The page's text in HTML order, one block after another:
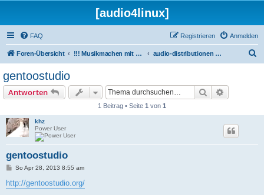
[audio4linux]
FAQ Anmelden
Registrieren
Foren-Übersicht !!! Musikmachen mit Linux !!! audio-distributionen & co
gentoostudio
Antworten Suche
1 Beitrag • Seite 1 von 1
khz
Power User
gentoostudio
B
i
t
So Apr 28, 2013 8:55 am
http://gentoostudio.org/